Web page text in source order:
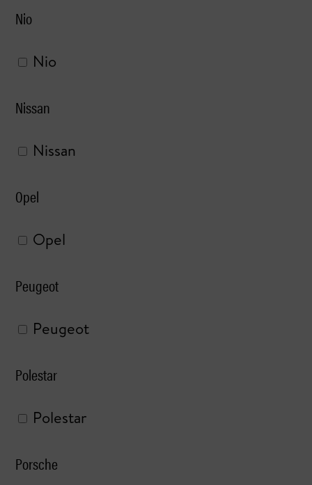
Nio
Nio
Nissan
Nissan
Opel
Opel
Peugeot
Peugeot
Polestar
Polestar
Porsche